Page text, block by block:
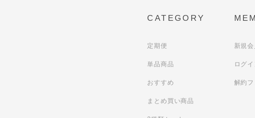
CATEGORY
定期便
単品商品
おすすめ
まとめ買い商品
新規
ログイ
解約フ